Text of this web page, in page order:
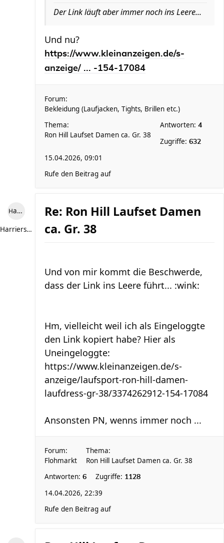
Der Link läuft aber immer noch ins Leere...
Und nu?
https://www.kleinanzeigen.de/s-
anzeige/ ... -154-17084
Forum:
Bekleidung (Laufjacken, Tights, Brillen etc.)
Thema:
Ron Hill Laufset Damen ca. Gr. 38
Antworten: 4
Zugriffe: 632
15.04.2026, 09:01
Rufe den Beitrag auf
Harriersand reloaded
Harriersand reloaded
Re: Ron Hill Laufset Damen
ca. Gr. 38
Und von mir kommt die Beschwerde,
dass der Link ins Leere führt... :wink:
Hm, vielleicht weil ich als Eingeloggte
den Link kopiert habe? Hier als
Uneingeloggte:
https://www.kleinanzeigen.de/s-
anzeige/laufsport-ron-hill-damen-
laufdress-gr-38/3374262912-154-17084
Ansonsten PN, wenns immer noch ...
Forum:
Flohmarkt
Thema:
Ron Hill Laufset Damen ca. Gr. 38
Antworten: 6 Zugriffe: 1128
14.04.2026, 22:39
Rufe den Beitrag auf